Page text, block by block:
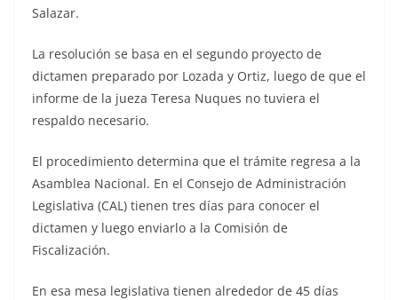
Salazar.
La resolución se basa en el segundo proyecto de
dictamen preparado por Lozada y Ortiz, luego de que el
informe de la jueza Teresa Nuques no tuviera el
respaldo necesario.
El procedimiento determina que el trámite regresa a la
Asamblea Nacional. En el Consejo de Administración
Legislativa (CAL) tienen tres días para conocer el
dictamen y luego enviarlo a la Comisión de
Fiscalización.
En esa mesa legislativa tienen alrededor de 45 días